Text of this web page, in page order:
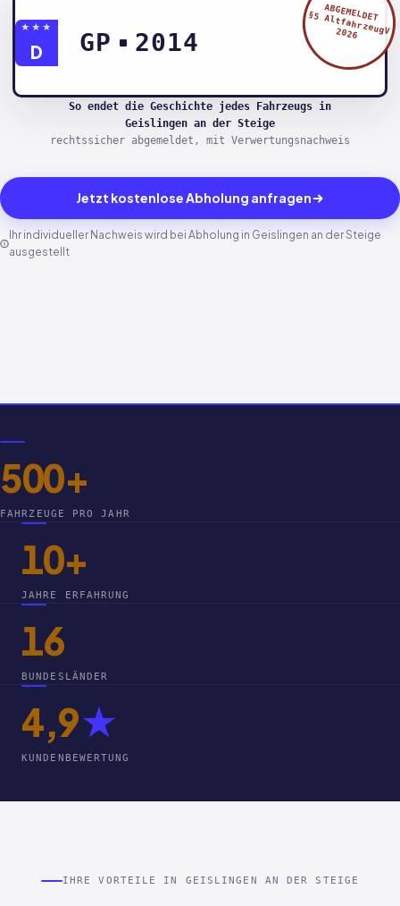
★★★
D GP 2014
ABGEMELDET
§5 AltfahrzeugV
2026
So endet die Geschichte jedes Fahrzeugs in
Geislingen an der Steige
rechtssicher abgemeldet, mit Verwertungsnachweis
Jetzt kostenlose Abholung anfragen
Ihr individueller Nachweis wird bei Abholung in Geislingen an der Steige
ausgestellt
500+
FAHRZEUGE PRO JAHR
10+
JAHRE ERFAHRUNG
16
BUNDESLÄNDER
4,9★
KUNDENBEWERTUNG
IHRE VORTEILE IN GEISLINGEN AN DER STEIGE